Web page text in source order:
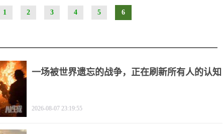
1 2 3 4 5 6
一场被世界遗忘的战争，正在刷新所有人的认知
2026-08-07 23:19:55